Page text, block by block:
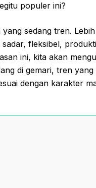
populer ini?
sedang tren.
fleksibel,
ini, kita akan
di gemari, tren
dengan karakter